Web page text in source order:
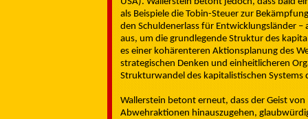
als Beispiele die Tobin-Steuer zur
den Schuldenerlass für Entwicklungsländer
aus, um die grundlegende Struktur des
es einer kohärenteren Aktionsplanung des
strategischen Denken und einheitlicheren
Strukturwandel des kapitalistischen
Wallerstein betont erneut, dass der Geist
Abwehraktionen hinauszugehen,